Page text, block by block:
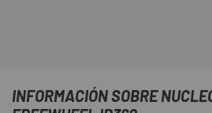
INFORMACIÓN SOBRE